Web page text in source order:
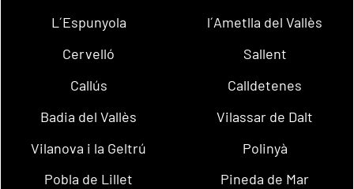
L´Espunyola
l´Ametlla del Vallès
Cervelló
Sallent
Callús
Calldetenes
Badia del Vallès
Vilassar de Dalt
Vilanova i la Geltrú
Polinyà
Pobla de Lillet
Pineda de Mar